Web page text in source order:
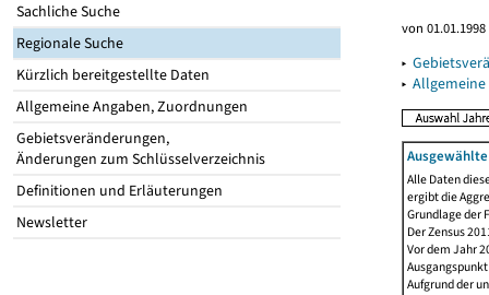
Sachliche Suche
Regionale Suche
Kürzlich bereitgestellte Daten
Allgemeine Angaben, Zuordnungen
Gebietsveränderungen,
Änderungen zum Schlüsselverzeichnis
Definitionen und Erläuterungen
Newsletter
von
▸
▸
Alle Daten
ergibt die
Grundlage der
Der Zensus
Vor dem Jahr
Aufgrund der